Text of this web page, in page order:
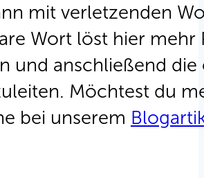
mit verletzenden
Wort löst hier mehr
und anschließend
Möchtest du
bei unserem